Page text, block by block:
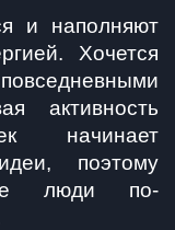
и наполняют
Хочется
активность
начинает
поэтому
люди по-